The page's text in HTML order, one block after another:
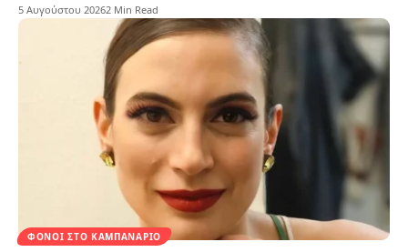
5 Αυγούστου 20262 Min Read
ΦΌΝΟΙ ΣΤΟ ΚΑΜΠΑΝΑΡΙΌ